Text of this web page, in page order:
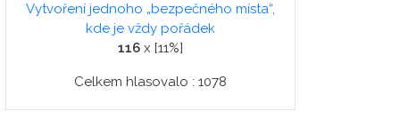
Vytvoření jednoho „bezpečného místa“,
kde je vždy pořádek
116 x [11%]
Celkem hlasovalo : 1078